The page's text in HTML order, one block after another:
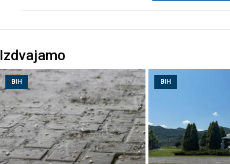
Izdvajamo
BIH BIH